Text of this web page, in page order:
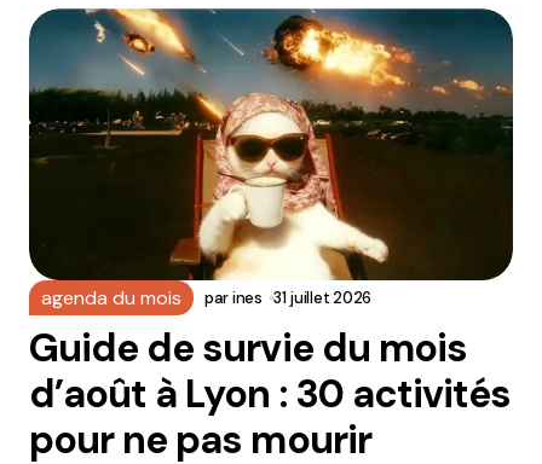
agenda du mois parines 31 juillet 2026
Guide de survie du mois
d’août à Lyon : 30 activités
pour ne pas mourir